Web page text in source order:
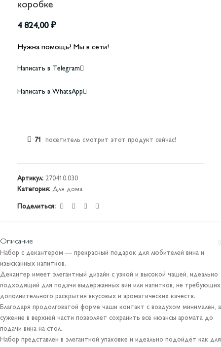
коробке
4 824,00 ₽
Нужна помощь? Мы в сети!
Написать в Telegram
Написать в WhatsApp
71 посетитель смотрит этот продукт сейчас!
Артикул: 270410.030
Категория: Для дома
Поделиться:
Описание
Набор с декантером — прекрасный подарок для любителей вина и
изысканных напитков.
Декантер имеет элегантный дизайн с узкой и высокой чашей, идеально
подходящий для подачи выдержанных вин или напитков, не требующих
дополнительного раскрытия вкусовых и ароматических качеств.
Благодаря продолговатой форме чаши контакт с воздухом минимален, а
сужение в верхней части позволяет сохранить все нюансы аромата до
подачи вина на стол.
Набор представлен в элегантной упаковке и идеально подойдёт как для